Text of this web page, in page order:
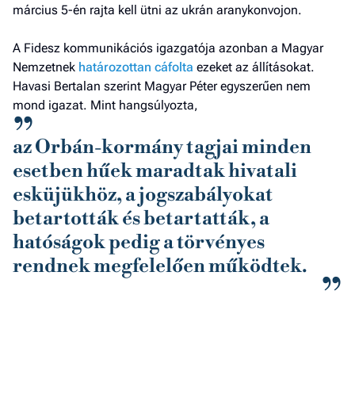
március 5-én rajta kell ütni az ukrán aranykonvojon.
A Fidesz kommunikációs igazgatója azonban a Magyar
Nemzetnek határozottan cáfolta ezeket az állításokat.
Havasi Bertalan szerint Magyar Péter egyszerűen nem
mond igazat. Mint hangsúlyozta,
az Orbán-kormány tagjai minden
esetben hűek maradtak hivatali
esküjükhöz, a jogszabályokat
betartották és betartatták, a
hatóságok pedig a törvényes
rendnek megfelelően működtek.